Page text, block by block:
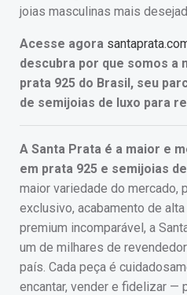
joias masculinas mais
Acesse agora
descubra por que somos a
prata 925 do Brasil, seu
de semijoias de luxo para
A Santa Prata é a maior e
em prata 925 e semijoias
maior variedade do mercado,
exclusivo, acabamento de
premium incomparável, a
um de milhares de
país. Cada peça é
encantar, vender e fidelizar —